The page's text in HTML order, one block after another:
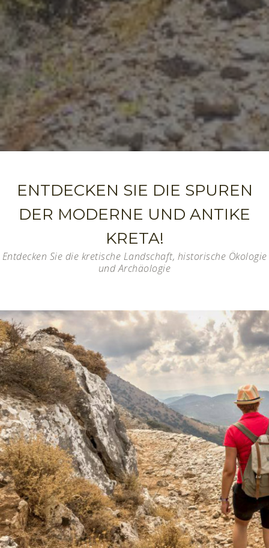
ENTDECKEN SIE DIE SPUREN
DER MODERNE UND ANTIKE
KRETA!
Entdecken Sie die kretische Landschaft, historische Ökologie
und Archäologie